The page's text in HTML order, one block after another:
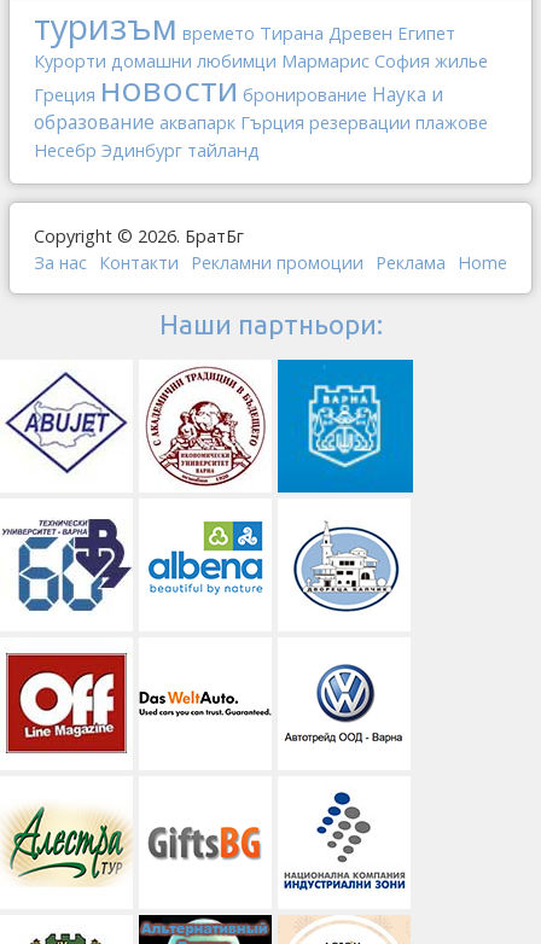
туризъм времето Тирана Древен Египет
Курорти домашни любимци Мармарис София жилье
Греция новости бронирование Наука и
образование аквапарк Гърция резервации плажове
Несебр Эдинбург тайланд
Copyright © 2026. БратБг
За нас Контакти Рекламни промоции Реклама Home
Наши партньори: